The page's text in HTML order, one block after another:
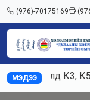
(976)-70175169
МЭДЭЭ
Ажилд К3, К5,